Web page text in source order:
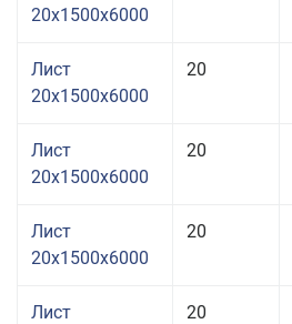
20x1500x6000
Лист
20x1500x6000
20
Лист
20x1500x6000
20
Лист
20x1500x6000
20
Лист
20